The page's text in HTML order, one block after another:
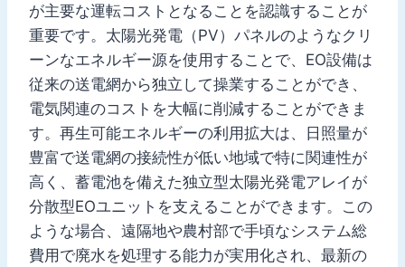
が主要な運転コストとなることを認識することが
重要です。太陽光発電（PV）パネルのようなクリ
ーンなエネルギー源を使用することで、EO設備は
従来の送電網から独立して操業することができ、
電気関連のコストを大幅に削減することができま
す。再生可能エネルギーの利用拡大は、日照量が
豊富で送電網の接続性が低い地域で特に関連性が
高く、蓄電池を備えた独立型太陽光発電アレイが
分散型EOユニットを支えることができます。この
ような場合、遠隔地や農村部で手頃なシステム総
費用で廃水を処理する能力が実用化され、最新の